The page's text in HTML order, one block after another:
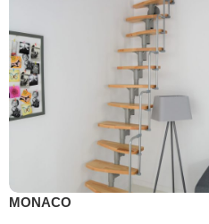
MONACO